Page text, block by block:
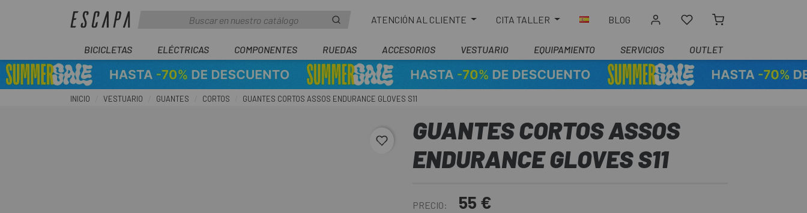
ATENCIÓN AL CLIENTE CITA TALLER BLOG
BICICLETAS ELÉCTRICAS COMPONENTES RUEDAS ACCESORIOS VESTUARIO EQUIPAMIENTO SERVICIOS OUTLET
INICIO VESTUARIO GUANTES CORTOS GUANTES CORTOS ASSOS ENDURANCE GLOVES S11
favorite_border
GUANTES CORTOS ASSOS
ENDURANCE GLOVES S11
PRECIO: 55 €